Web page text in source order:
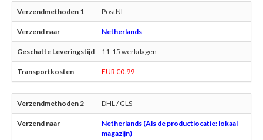
PostNL
Netherlands
11-15 werkdagen
EUR €0.99
DHL / GLS
Netherlands (Als de productlocatie: lokaal
magazijn)